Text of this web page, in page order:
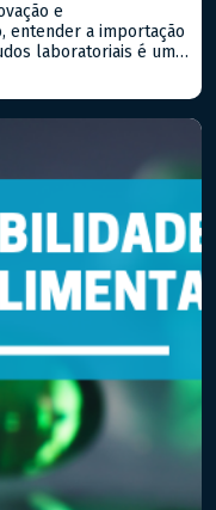
e
entender a importação
laboratoriais é um